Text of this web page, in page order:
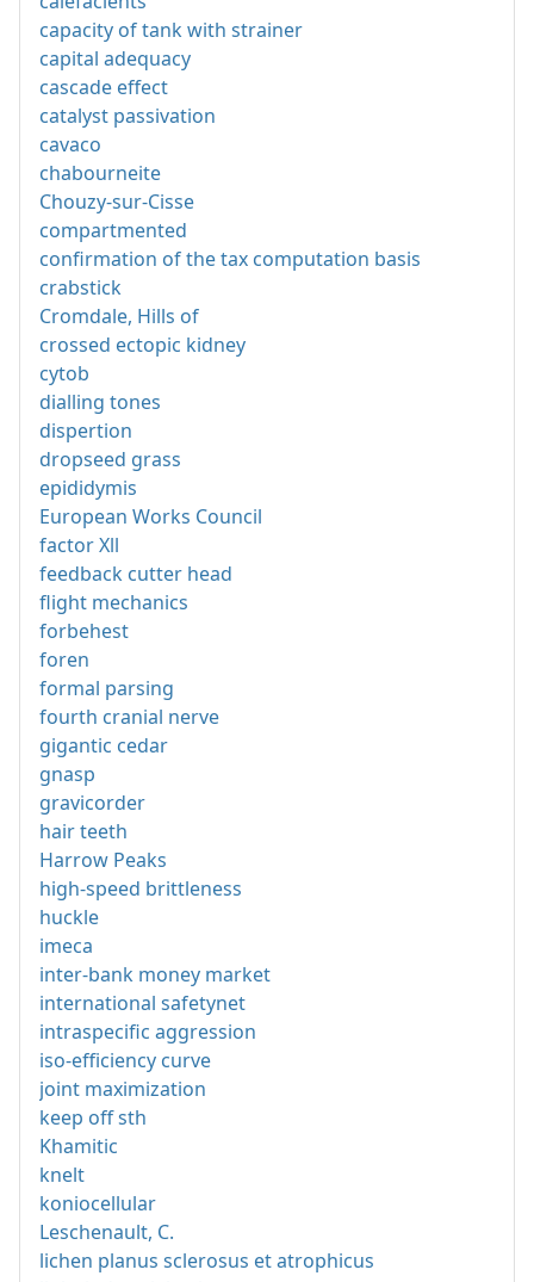
capacity of tank with strainer
capital adequacy
cascade effect
catalyst passivation
cavaco
chabourneite
Chouzy-sur-Cisse
compartmented
confirmation of the tax computation basis
crabstick
Cromdale, Hills of
crossed ectopic kidney
cytob
dialling tones
dispertion
dropseed grass
epididymis
European Works Council
factor Xll
feedback cutter head
flight mechanics
forbehest
foren
formal parsing
fourth cranial nerve
gigantic cedar
gnasp
gravicorder
hair teeth
Harrow Peaks
high-speed brittleness
huckle
imeca
inter-bank money market
international safetynet
intraspecific aggression
iso-efficiency curve
joint maximization
keep off sth
Khamitic
knelt
koniocellular
Leschenault, C.
lichen planus sclerosus et atrophicus